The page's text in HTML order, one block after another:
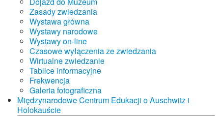
Zasady zwiedzania
Wystawa główna
Wystawy narodowe
Wystawy on-line
Czasowe wyłączenia ze zwiedzania
Wirtualne zwiedzanie
Tablice informacyjne
Frekwencja
Galeria fotograficzna
Międzynarodowe Centrum Edukacji o Auschwitz i
Holokauście